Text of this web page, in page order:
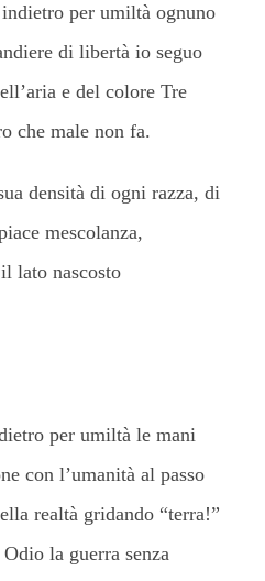
per umiltà ognuno
di libertà io seguo
e del colore Tre
che male non fa.
densità di ogni razza, di
mescolanza,
lato nascosto
per umiltà le mani
con l’umanità al passo
realtà gridando “terra!”
la guerra senza